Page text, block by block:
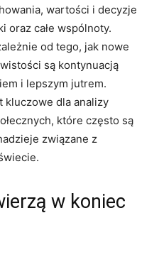
wartości i decyzje
oraz całe wspólnoty.
od tego, jak nowe
są kontynuacją⁤
‍i lepszym jutrem.
kluczowe ⁤dla analizy
które często są
związane⁣ z
w koniec